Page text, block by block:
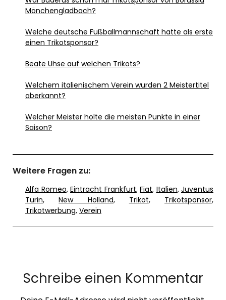
Mönchengladbach?
Welche deutsche Fußballmannschaft hatte als erste
einen Trikotsponsor?
Beate Uhse auf welchen Trikots?
Welchem italienischem Verein wurden 2 Meistertitel
aberkannt?
Welcher Meister holte die meisten Punkte in einer
Saison?
Weitere Fragen zu:
Alfa Romeo, Eintracht Frankfurt, Fiat, Italien, Juventus
Turin,New Holland, Trikot, Trikotsponsor,
Trikotwerbung, Verein
Schreibe einen Kommentar